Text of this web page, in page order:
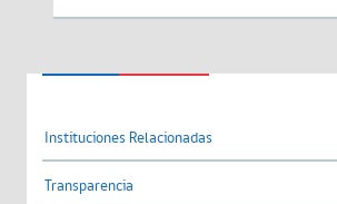
Instituciones Relacionadas
Transparencia